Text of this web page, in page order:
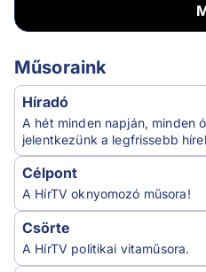
Műsoraink
Híradó
A hét minden napján, minden
jelentkezünk a legfrissebb
Célpont
A HírTV oknyomozó műsora!
Csörte
A HírTV politikai vitaműsora.